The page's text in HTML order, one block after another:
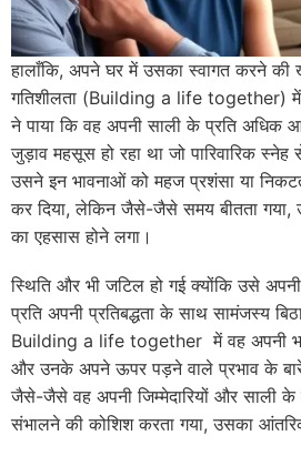
हालाँकि, अपने घर में उसका स्वागत करने की
गतिशीलता (Building a life together) में
ने पाया कि वह अपनी साली के प्रति अधिक
जुड़ाव महसूस हो रहा था जो पारिवारिक
उसने इन भावनाओं को महज प्रशंसा या
कर दिया, लेकिन जैसे-जैसे समय बीतता गया,
का एहसास होने लगा।
स्थिति और भी जटिल हो गई क्योंकि उसे
प्रति अपनी प्रतिबद्धता के साथ सामंजस्य
Building a life together में वह अपनी
और उनके अपने ऊपर पड़ने वाले प्रभाव के
जैसे-जैसे वह अपनी जिम्मेदारियों और साली के
संभालने की कोशिश करता गया, उसका